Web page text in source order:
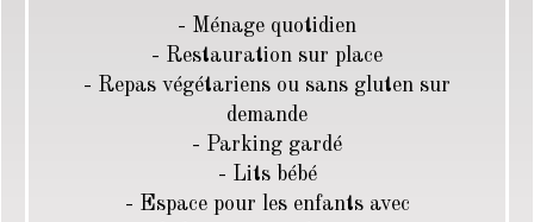
- Ménage quotidien
- Restauration sur place
- Repas végétariens ou sans gluten sur
demande
- Parking gardé
- Lits bébé
- Espace pour les enfants avec